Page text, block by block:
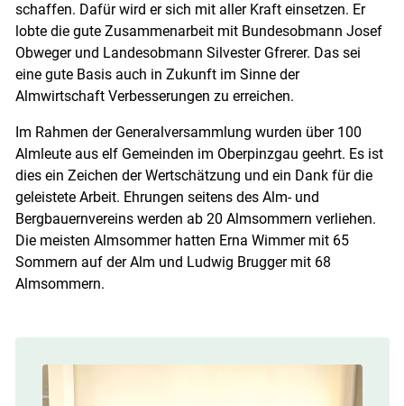
Skip to main content
schaffen. Dafür wird er sich mit aller Kraft einsetzen. Er
lobte die gute Zusammenarbeit mit Bundesobmann Josef
Obweger und Landesobmann Silvester Gfrerer. Das sei
eine gute Basis auch in Zukunft im Sinne der
Almwirtschaft Verbesserungen zu erreichen.
Im Rahmen der Generalversammlung wurden über 100
Almleute aus elf Gemeinden im Oberpinzgau geehrt. Es ist
dies ein Zeichen der Wertschätzung und ein Dank für die
geleistete Arbeit. Ehrungen seitens des Alm- und
Bergbauernvereins werden ab 20 Almsommern verliehen.
Die meisten Almsommer hatten Erna Wimmer mit 65
Sommern auf der Alm und Ludwig Brugger mit 68
Almsommern.